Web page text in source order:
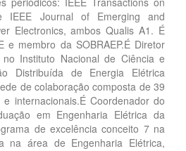
IEEE Journal of Emerging and
Electronics, ambos Qualis A1. É
e membro da SOBRAEP.É Diretor
Instituto Nacional de Ciência e
Distribuída de Energia Elétrica
de colaboração composta de 39
e internacionais.É Coordenador do
em Engenharia Elétrica da
de excelência conceito 7 na
na área de Engenharia Elétrica,